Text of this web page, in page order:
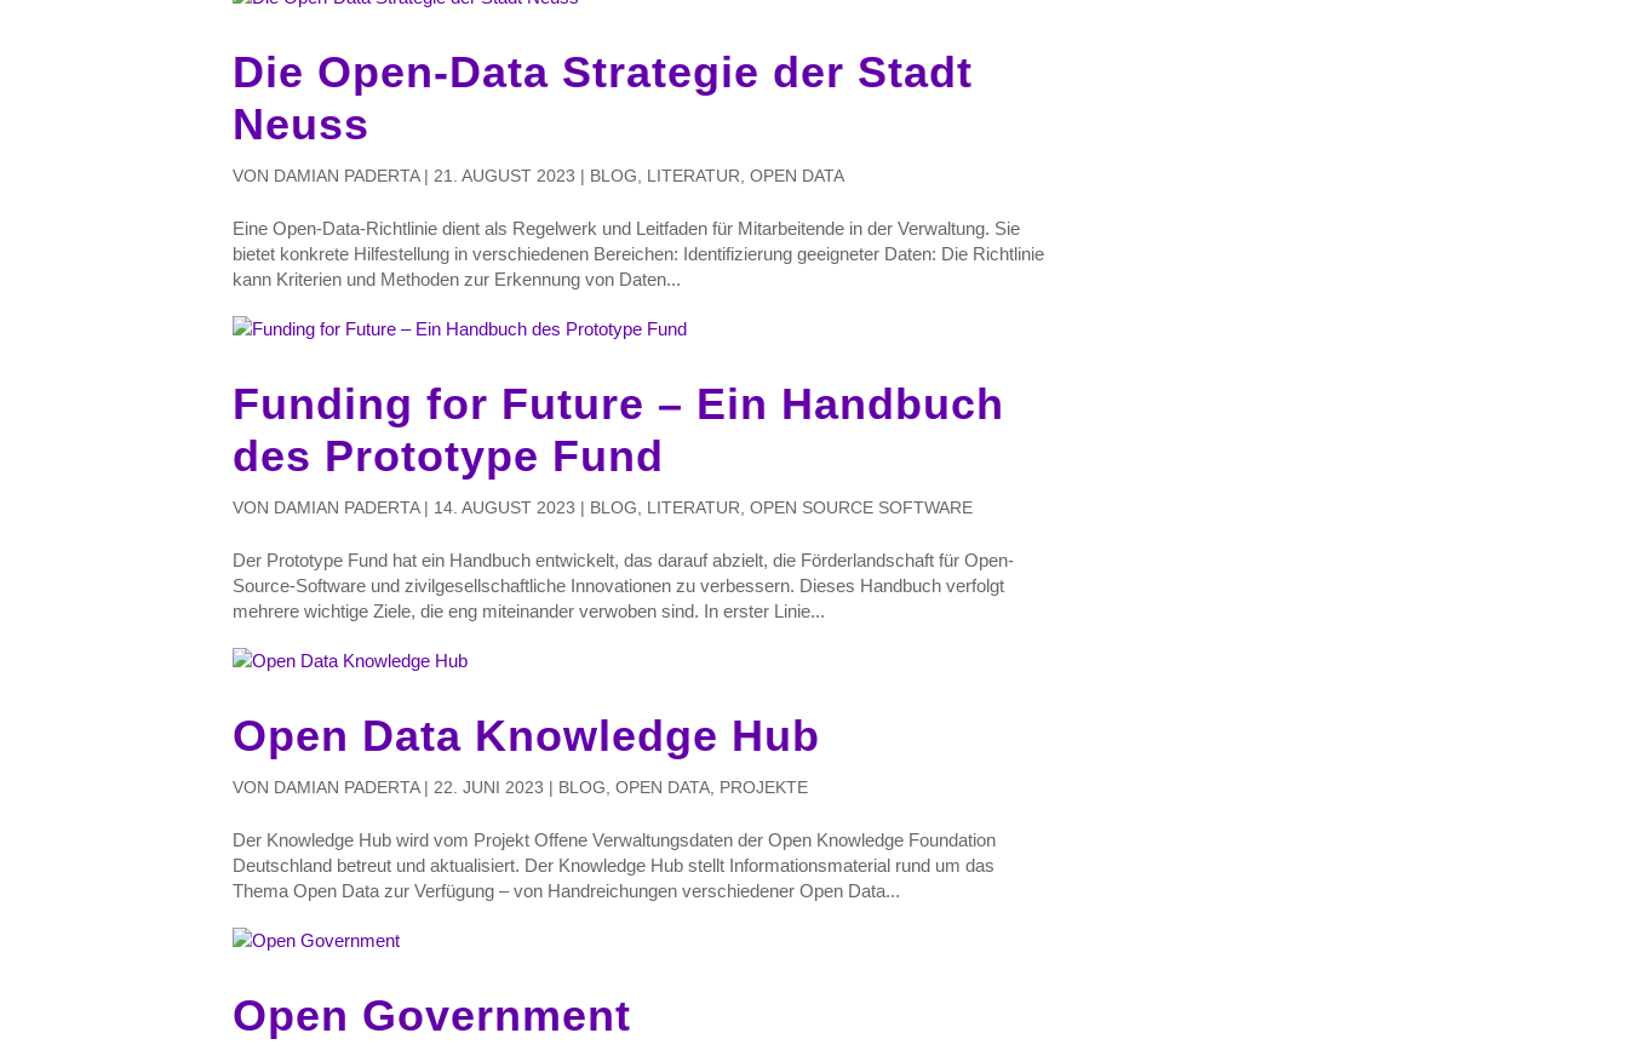
Die Open-Data Strategie der Stadt
Neuss
VON DAMIAN PADERTA| 21. AUGUST 2023 | BLOG LITERATUR OPEN DATA
Eine Open-Data-Richtlinie dient als Regelwerk und Leitfaden für Mitarbeitende in der Verwaltung. Sie
bietet konkrete Hilfestellung in verschiedenen Bereichen: Identifizierung geeigneter Daten: Die Richtlinie
kann Kriterien und Methoden zur Erkennung von Daten...
Funding for Future – Ein Handbuch
des Prototype Fund
VON DAMIAN PADERTA| 14. AUGUST 2023 | BLOG LITERATUR OPEN SOURCE SOFTWARE
Der Prototype Fund hat ein Handbuch entwickelt, das darauf abzielt, die Förderlandschaft für Open-
Source-Software und zivilgesellschaftliche Innovationen zu verbessern. Dieses Handbuch verfolgt
mehrere wichtige Ziele, die eng miteinander verwoben sind. In erster Linie...
Open Data Knowledge Hub
VON DAMIAN PADERTA| 22. JUNI 2023 | BLOG OPEN DATA PROJEKTE
Der Knowledge Hub wird vom Projekt Offene Verwaltungsdaten der Open Knowledge Foundation
Deutschland betreut und aktualisiert. Der Knowledge Hub stellt Informationsmaterial rund um das
Thema Open Data zur Verfügung – von Handreichungen verschiedener Open Data...
Open Government